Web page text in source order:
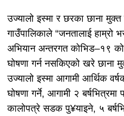
उज्यालो इस्मा र छरका छाना मुक्त
गाउँपालिकाले “जनतालाई हाम्रो
अभियान अन्तरगत कोभिड–१९
घोषणा गर्न नसकिएको खरे छाना
उज्यालो इस्मा आगामी आर्थिक
घोषणा गर्ने, आगामी २ बर्षभित्रमा
कालोपत्रे सडक पु¥याइने, ५